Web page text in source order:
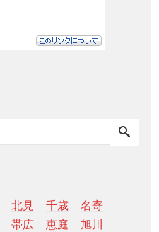
北見 千歳
名寄
帯広 恵庭
旭川